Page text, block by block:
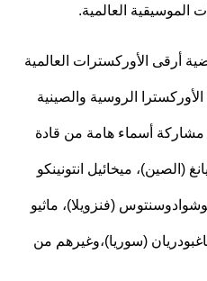
العالمية.
ماضية أرقى الأوركسترات العالمية
الروسية والصينية
أسماء هامة من قادة
ميخائيل انتونينكو
(فنزويلا)، ماثيو
(سوريا)،وغيرهم من